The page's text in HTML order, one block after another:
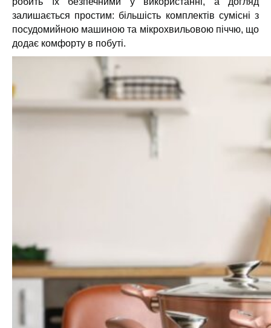
залишається простим: більшість комплектів сумісні з
посудомийною машиною та мікрохвильовою піччю, що
додає комфорту в побуті.